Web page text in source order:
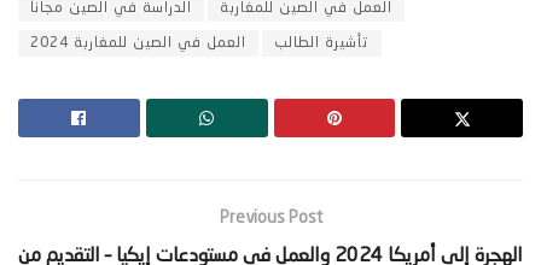
الدراسة في الصين مجاناً العمل في الصين للمغاربة
العمل في الصين للمغاربة 2024 تأشيرة الطالب
Previous Post
‫الهجرة إلى أمريكا 2024 والعمل في مستودعات إيكيا – التقديم من